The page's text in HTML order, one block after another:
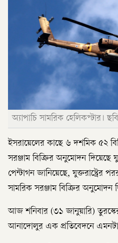
অ্যাপাচি সামরিক হেলিকপ্টার।
ইসরায়েলের কাছে ৬ দশমিক ৫২
সরঞ্জাম বিক্রির অনুমোদন দিয়েছে
পেন্টাগন জানিয়েছে, যুক্তরাষ্ট্রের
সামরিক সরঞ্জাম বিক্রির অনুমোদন
আজ শনিবার (৩১ জানুয়ারি) তুরস্কের
আনাদোলুর এক প্রতিবেদনে